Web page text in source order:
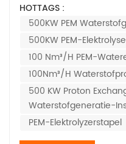
gemakkelijk
hoger bereiken, wat
HOTTAGS :
500KW PEM
500KW PEM-
100 Nm³/H PEM-
100Nm³/H
500 KW Proton
Waterstofgeneratie-
PEM-Elektrolyzerstapel